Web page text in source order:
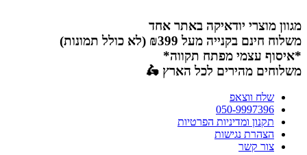
לתוכן
מגוון מוצרי יודאיקה באתר אחד
משלוח חינם בקנייה מעל ₪399 (לא כולל תמונות)
*איסוף עצמי מפתח תקווה*
משלוחים מהירים לכל הארץ 🛵
שלח ווצאפ
050-9997396
תקנון ומדיניות הפרטיות
הצהרת נגישות
צור קשר